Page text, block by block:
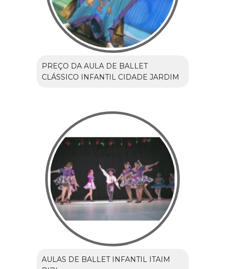
PREÇO DA AULA DE BALLET
CLÁSSICO INFANTIL CIDADE JARDIM
AULAS DE BALLET INFANTIL ITAIM